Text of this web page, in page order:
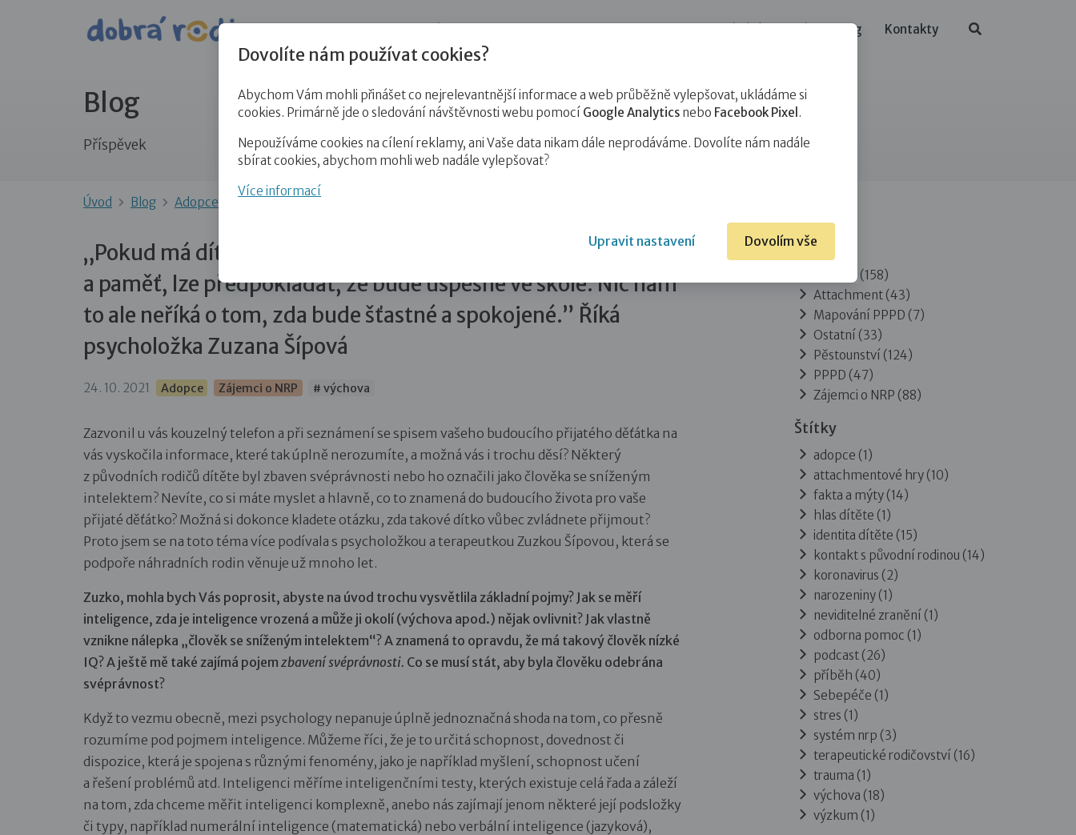
Blog Kontakty
Blog
Příspěvek
Úvod Blog Adopce „Pokud má dítě dobrou matematickou, jazykovou inteligenci a paměť, lze…
„Pokud má dítě dobrou matematickou, jazykovou inteligenci
a paměť, lze předpokládat, že bude úspěšné ve škole. Nic nám
to ale neříká o tom, zda bude šťastné a spokojené.” Říká
psycholožka Zuzana Šípová
24. 10. 2021 Adopce Zájemci o NRP # výchova
Zazvonil u vás kouzelný telefon a při seznámení se spisem vašeho budoucího přijatého děťátka na
vás vyskočila informace, které tak úplně nerozumíte, a možná vás i trochu děsí? Některý
z původních rodičů dítěte byl zbaven svéprávnosti nebo ho označili jako člověka se sníženým
intelektem? Nevíte, co si máte myslet a hlavně, co to znamená do budoucího života pro vaše
přijaté děťátko? Možná si dokonce kladete otázku, zda takové dítko vůbec zvládnete přijmout?
Proto jsem se na toto téma více podívala s psycholožkou a terapeutkou Zuzkou Šípovou, která se
podpoře náhradních rodin věnuje už mnoho let.
Zuzko, mohla bych Vás poprosit, abyste na úvod trochu vysvětlila základní pojmy? Jak se měří
inteligence, zda je inteligence vrozená a může ji okolí (výchova apod.) nějak ovlivnit? Jak vlastně
vznikne nálepka „člověk se sníženým intelektem“? A znamená to opravdu, že má takový člověk nízké
IQ? A ještě mě také zajímá pojem zbavení svéprávnosti. Co se musí stát, aby byla člověku odebrána
svéprávnost?
Když to vezmu obecně, mezi psychology nepanuje úplně jednoznačná shoda na tom, co přesně
rozumíme pod pojmem inteligence. Můžeme říci, že je to určitá schopnost, dovednost či
dispozice, která je spojena s různými fenomény, jako je například myšlení, schopnost učení
a řešení problémů atd. Inteligenci měříme inteligenčními testy, kterých existuje celá řada a záleží
na tom, zda chceme měřit inteligenci komplexně, anebo nás zajímají jenom některé její podsložky
či typy, například numerální inteligence (matematická) nebo verbální inteligence (jazyková),
Rubriky
Adopce(158)
Attachment(43)
Mapování PPPD (7)
Ostatní (33)
Pěstounství (124)
PPPD (47)
Zájemci o NRP (88)
Štítky
adopce (1)
attachmentové hry (10)
fakta a mýty (14)
hlas dítěte (1)
identita dítěte (15)
kontakt s původní rodinou (14)
koronavirus (2)
narozeniny (1)
neviditelné zranění (1)
odborna pomoc (1)
podcast (26)
příběh (40)
Sebepéče (1)
stres (1)
systém nrp (3)
terapeutické rodičovství (16)
trauma (1)
výchova (18)
výzkum (1)
Dovolíte nám používat cookies?
Abychom Vám mohli přinášet co nejrelevantnější informace a web průběžně vylepšovat, ukládáme si
cookies. Primárně jde o sledování návštěvnosti webu pomocí Google Analytics nebo Facebook Pixel .
Nepoužíváme cookies na cílení reklamy, ani Vaše data nikam dále neprodáváme. Dovolíte nám nadále
sbírat cookies, abychom mohli web nadále vylepšovat?
Více informací
Upravit nastavení Dovolím vše